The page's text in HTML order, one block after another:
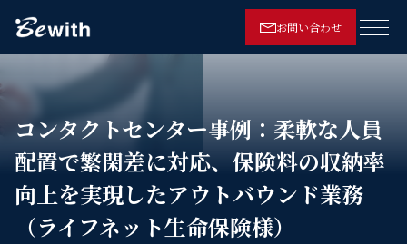
お問い合わせ
メニ
コンタクトセンター事例：柔軟な人員
配置で繁閑差に対応、保険料の収納率
向上を実現したアウトバウンド業務
（ライフネット生命保険様）